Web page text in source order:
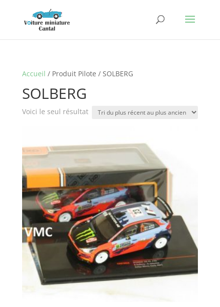
Accueil / Produit Pilote / SOLBERG
SOLBERG
Voici le seul résultat